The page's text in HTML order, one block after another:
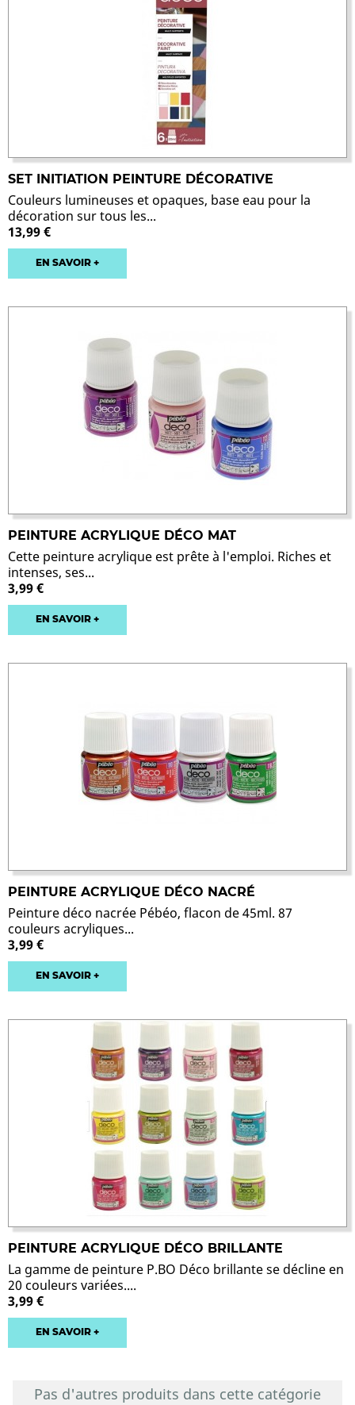
SET INITIATION PEINTURE DÉCORATIVE
Couleurs lumineuses et opaques, base eau pour la
décoration sur tous les...
13,99 €
EN SAVOIR +
PEINTURE ACRYLIQUE DÉCO MAT
Cette peinture acrylique est prête à l'emploi. Riches et
intenses, ses...
3,99 €
EN SAVOIR +
PEINTURE ACRYLIQUE DÉCO NACRÉ
Peinture déco nacrée Pébéo, flacon de 45ml. 87
couleurs acryliques...
3,99 €
EN SAVOIR +
PEINTURE ACRYLIQUE DÉCO BRILLANTE
La gamme de peinture P.BO Déco brillante se décline en
20 couleurs variées....
3,99 €
EN SAVOIR +
Pas d'autres produits dans cette catégorie